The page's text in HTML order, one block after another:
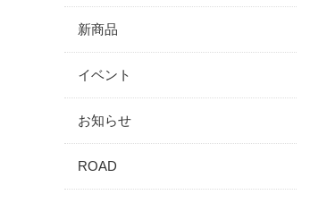
新商品
イベント
お知らせ
ROAD